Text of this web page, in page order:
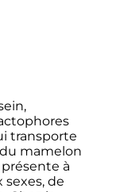
transporte
mamelon
à
sexes, de